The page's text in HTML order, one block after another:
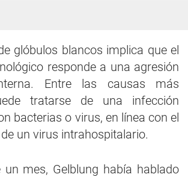
glóbulos blancos implica que el
responde a una agresión
Entre las causas más
tratarse de una infección
bacterias o virus, en línea con el
un virus intrahospitalario.
mes, Gelblung había hablado